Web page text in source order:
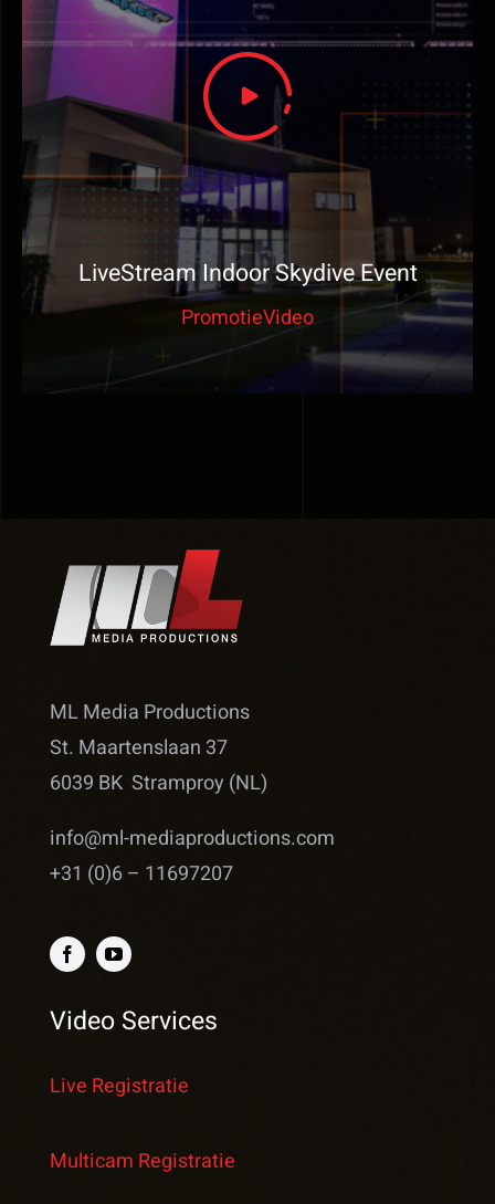
LiveStream Indoor Skydive Event
PromotieVideo
ML Media Productions
St. Maartenslaan 37
6039 BK Stramproy (NL)
info@ml-mediaproductions.com
+31 (0)6 – 11697207
Video Services
Live Registratie
Multicam Registratie